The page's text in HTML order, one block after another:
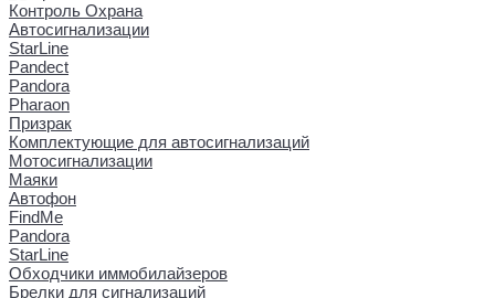
Контроль Охрана
Автосигнализации
StarLine
Pandect
Pandora
Pharaon
Призрак
Комплектующие для автосигнализаций
Мотосигнализации
Маяки
Автофон
FindMe
Pandora
StarLine
Обходчики иммобилайзеров
Брелки для сигнализаций